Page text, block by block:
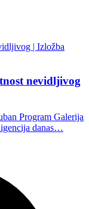
nevidljivog
Program Galerija
danas…